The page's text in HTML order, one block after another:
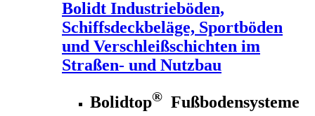
Bolidt Industrieböden,
Schiffsdeckbeläge, Sportböden
und Verschleißschichten im
Straßen- und Nutzbau
Bolidtop® Fußbodensysteme